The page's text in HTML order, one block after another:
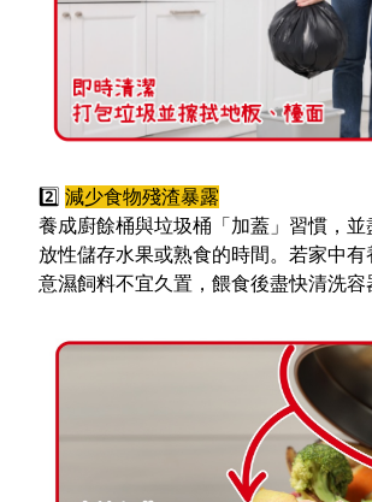
2️ 減少食物殘渣暴露
養成廚餘桶與垃圾桶「加蓋」習慣，並
放性儲存水果或熟食的時間。若家中
意濕飼料不宜久置，餵食後盡快清洗容